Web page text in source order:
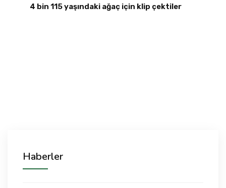
4 bin 115 yaşındaki ağaç için klip çektiler
Haberler